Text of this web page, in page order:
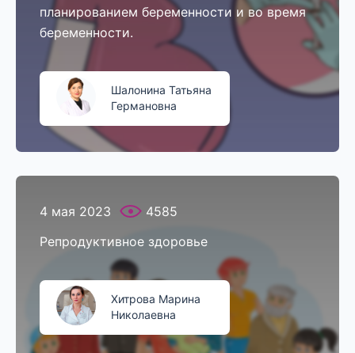
планированием беременности и во время
беременности.
Шалонина Татьяна
Германовна
4 мая 2023
4585
Репродуктивное здоровье
Хитрова Марина
Николаевна